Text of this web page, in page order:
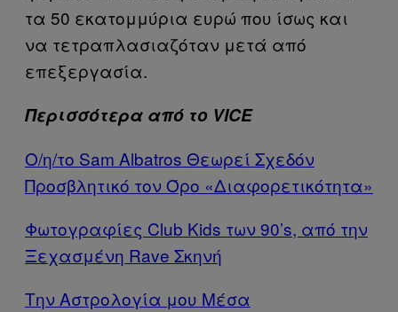
τα 50 εκατομμύρια ευρώ που ίσως και
να τετραπλασιαζόταν μετά από
επεξεργασία.
Περισσότερα από το VICE
Ο/η/το Sam Albatros Θεωρεί Σχεδόν
Προσβλητικό τον Όρο «Διαφορετικότητα»
Φωτογραφίες Club Kids των 90’s, από την
Ξεχασμένη Rave Σκηνή
Την Αστρολογία μου Μέσα